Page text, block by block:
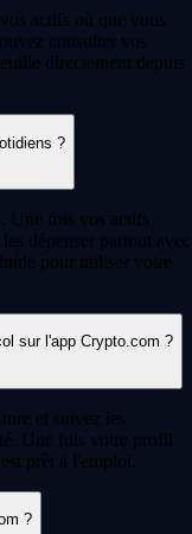
actifs où que vous
consulter vos
directement depuis
?
Une fois vos actifs
dépenser partout avec
pour utiliser votre
sur l'app Crypto.com ?
et suivez les
Une fois votre profil
prêt à l'emploi.
?